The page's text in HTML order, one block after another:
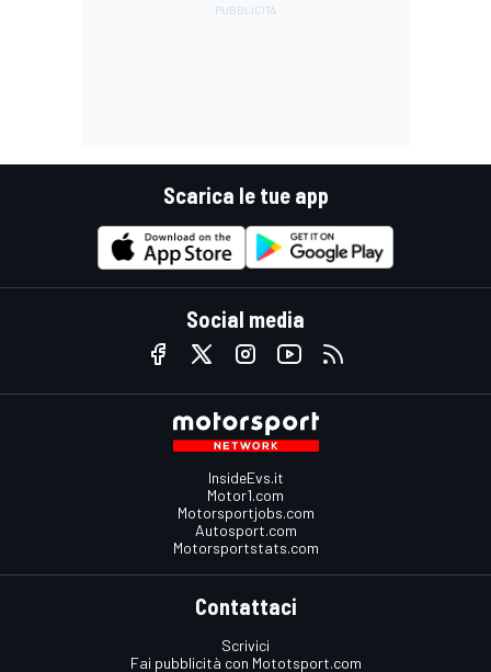
Scarica le tue app
Social media
InsideEvs.it
Motor1.com
Motorsportjobs.com
Autosport.com
Motorsportstats.com
Contattaci
Scrivici
Fai pubblicità con Mototsport.com